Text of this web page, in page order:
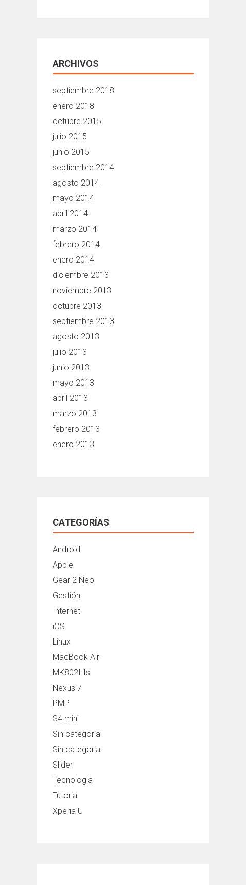
ARCHIVOS
septiembre 2018
enero 2018
octubre 2015
julio 2015
junio 2015
septiembre 2014
agosto 2014
mayo 2014
abril 2014
marzo 2014
febrero 2014
enero 2014
diciembre 2013
noviembre 2013
octubre 2013
septiembre 2013
agosto 2013
julio 2013
junio 2013
mayo 2013
abril 2013
marzo 2013
febrero 2013
enero 2013
CATEGORÍAS
Android
Apple
Gear 2 Neo
Gestión
Internet
iOS
Linux
MacBook Air
MK802IIIs
Nexus 7
PMP
S4 mini
Sin categoría
Sin categoria
Slider
Tecnologia
Tutorial
Xperia U